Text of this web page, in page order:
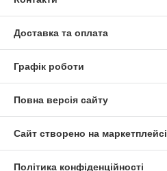
Доставка та оплата
Графік роботи
Повна версія сайту
Сайт створено на маркетплейсі
Політика конфіденційності